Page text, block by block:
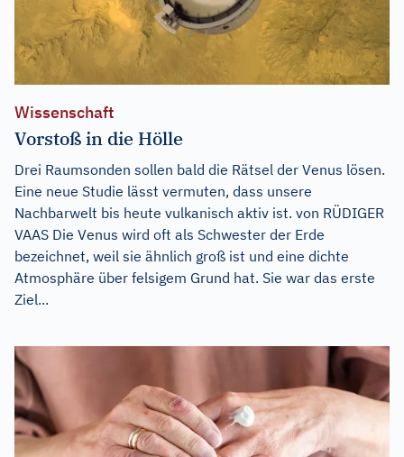
Wissenschaft
Vorstoß in die Hölle
Drei Raumsonden sollen bald die Rätsel der Venus lösen.
Eine neue Studie lässt vermuten, dass unsere
Nachbarwelt bis heute vulkanisch aktiv ist. von RÜDIGER
VAAS Die Venus wird oft als Schwester der Erde
bezeichnet, weil sie ähnlich groß ist und eine dichte
Atmosphäre über felsigem Grund hat. Sie war das erste
Ziel...